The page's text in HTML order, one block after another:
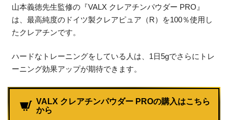
山本義徳先生監修の『VALX クレアチンパウダー PRO』
は、最高純度のドイツ製クレアピュア（R）を100％使用し
たクレアチンです。
ハードなトレーニングをしている人は、1日5gでさらにトレ
ーニング効果アップが期待できます。
VALX クレアチンパウダー PROの購入はこちら
から